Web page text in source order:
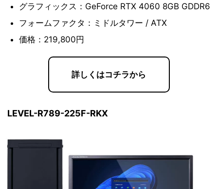
グラフィックス：GeForce RTX 4060 8GB GDDR6
フォームファクタ：ミドルタワー / ATX
価格：219,800円
詳しくはコチラから
LEVEL-R789-225F-RKX